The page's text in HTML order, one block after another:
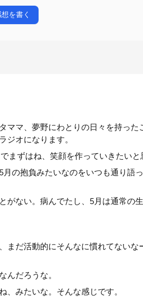
を書く
ママ、夢野にわとりの日々を持った
ジオになります。
ずはね、笑顔を作っていきたいと
の抱負みたいなのをいつも通り語
がない。病んでたし、5月は通常の
だ活動的にそんなに慣れてないな
んだろうな。
みたいな。そんな感じです。